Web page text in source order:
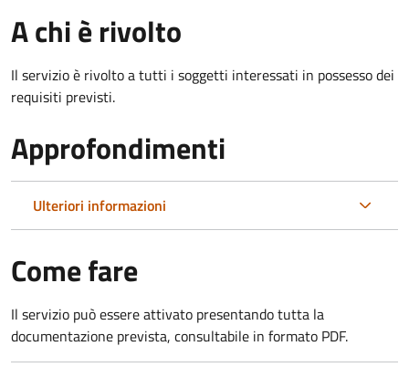
A chi è rivolto
Il servizio è rivolto a tutti i soggetti interessati in possesso dei
requisiti previsti.
Approfondimenti
Ulteriori informazioni
Come fare
Il servizio può essere attivato presentando tutta la
documentazione prevista, consultabile in formato PDF.